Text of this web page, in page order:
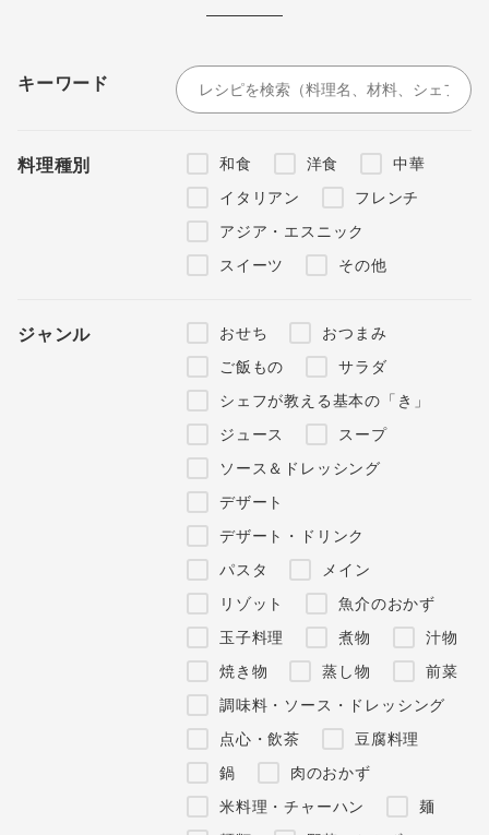
キーワード
料理種別 和食 洋食
中華
イタリアン
フレンチ
アジア・エスニック
スイーツ
その他
ジャンル おせち
おつまみ
ご飯もの
サラダ
シェフが教える基本の「き」
ジュース
スープ
ソース＆ドレッシング
デザート
デザート・ドリンク
パスタ
メイン
リゾット
魚介のおかず
玉子料理
煮物
汁物
焼き物
蒸し物
前菜
調味料・ソース・ドレッシング
点心・飲茶
豆腐料理
鍋
肉のおかず
米料理・チャーハン
麺